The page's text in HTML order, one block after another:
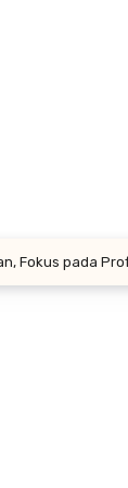
Fokus pada